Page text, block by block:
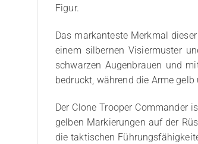
Figur.
Das markanteste Merkmal
einem silbernen Visiermuster
schwarzen Augenbrauen und
bedruckt, während die Arme
Der Clone Trooper Commander
gelben Markierungen auf der
die taktischen